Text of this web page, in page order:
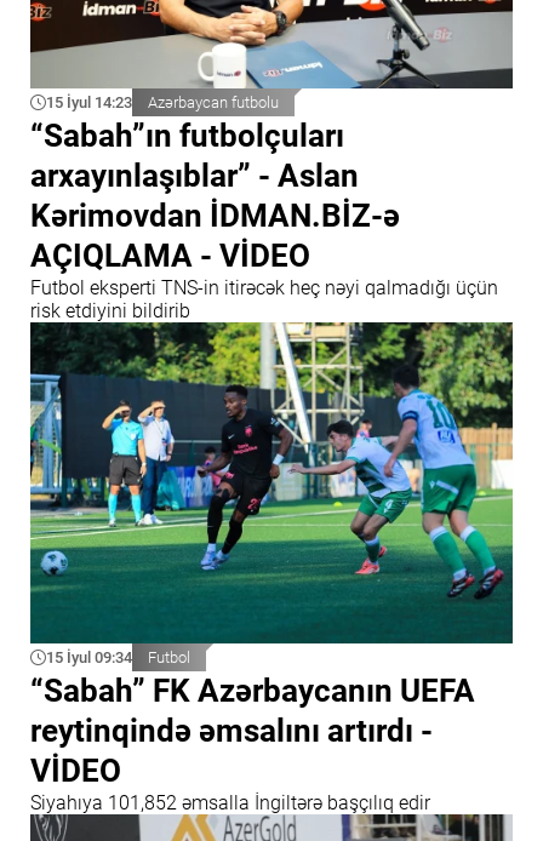
15 İyul 14:23 Azərbaycan futbolu
“Sabah”ın futbolçuları
arxayınlaşıblar” - Aslan
Kərimovdan İDMAN.BİZ-ə
AÇIQLAMA - VİDEO
Futbol eksperti TNS-in itirəcək heç nəyi qalmadığı üçün
risk etdiyini bildirib
15 İyul 09:34 Futbol
“Sabah” FK Azərbaycanın UEFA
reytinqində əmsalını artırdı -
VİDEO
Siyahıya 101,852 əmsalla İngiltərə başçılıq edir